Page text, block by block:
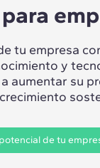
tu empresa
y
aumentar su
de tu